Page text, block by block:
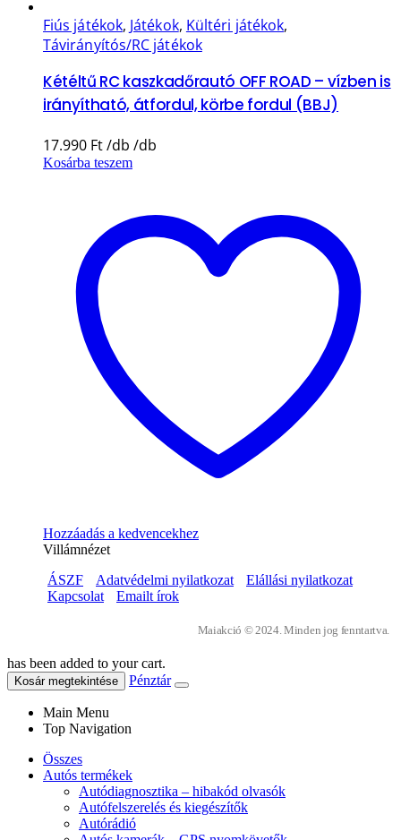
Fiús játékok, Játékok, Kültéri játékok,
Távirányítós/RC játékok
Kétéltű RC kaszkadőrautó OFF ROAD – vízben is
irányítható, átfordul, körbe fordul (BBJ)
17.990 Ft
Kosárba teszem
Hozzáadás a kedvencekhez
Villámnézet
ÁSZF
Adatvédelmi nyilatkozat
Elállási nyilatkozat
Kapcsolat
Emailt írok
Maiakció © 2024. Minden jog fenntartva.
has been added to your cart.
Kosár megtekintése Pénztár
Main Menu
Top Navigation
Összes
Autós termékek
Autódiagnosztika – hibakód olvasók
Autófelszerelés és kiegészítők
Autórádió